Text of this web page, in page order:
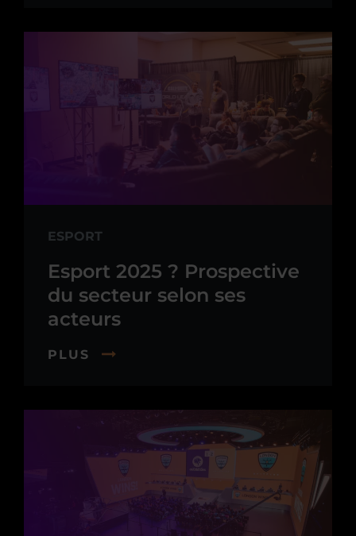
ESPORT
Esport 2025 ? Prospective
du secteur selon ses
acteurs
PLUS